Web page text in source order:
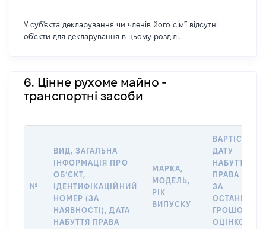
У суб'єкта декларування чи членів його сім'ї відсутні
об'єкти для декларування в цьому розділі.
6. Цінне рухоме майно -
транспортні засоби
№
ВИД, ЗАГАЛЬНА
ІНФОРМАЦІЯ ПРО
ОБʼЄКТ,
ІДЕНТИФІКАЦІЙНИЙ
НОМЕР (ЗА
НАЯВНОСТІ), ДАТА
НАБУТТЯ ПРАВА
МАРКА,
МОДЕЛЬ,
РІК
ВИПУСКУ
ВАРТІСТЬ НА
ДАТУ
НАБУТТЯ
ПРАВА АБО
ЗА
ГРОШОВОЮ
ОЦІНКОЮ,